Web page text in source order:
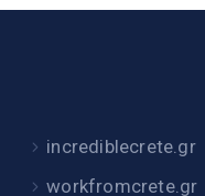
incrediblecrete.gr
workfromcrete.gr